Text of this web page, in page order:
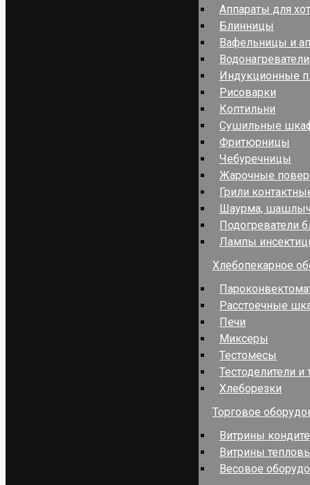
Аппараты для
Блинницы
Вафельницы и
Водонагреватели
Индукционные
Рисоварки
Коптильни
Сушильные
Фритюрницы
Чебуречницы
Жарочные
Грили
Шаурма,
Подогреватели
Лампы
Хлебопекарное
Расстоечные
Печи
Миксеры
Тестомесы
Тестоделители и
Хлеборезки
Торговое
Витрины
Витрины
Весовое